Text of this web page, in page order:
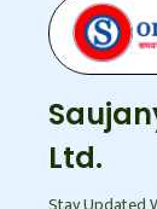
Ltd.